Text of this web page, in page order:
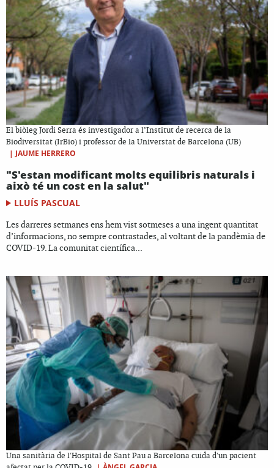
El biòleg Jordi Serra és investigador a l’Institut de recerca de la
Biodiversitat (IrBio) i professor de la Universtat de Barcelona (UB)
| JAUME HERRERO
"S'estan modificant molts equilibris naturals i
això té un cost en la salut"
LLUÍS PASCUAL
Les darreres setmanes ens hem vist sotmeses a una ingent quantitat
d’informacions, no sempre contrastades, al voltant de la pandèmia de
COVID-19. La comunitat científica...
Una sanitària de l'Hospital de Sant Pau a Barcelona cuida d'un pacient